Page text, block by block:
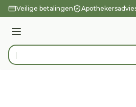
Ga naar de inhoud
Veilige betalingen
Menu
Product, merk, categorie...